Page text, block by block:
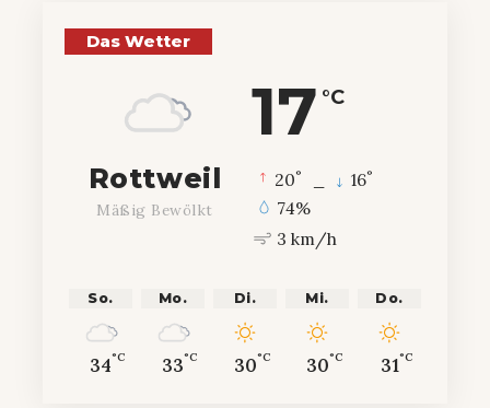
Das Wetter
17 °C
Rottweil
Mäßig Bewölkt
20° 16°
74%
3 km/h
So.
34°C
Mo.
33°C
Di.
30°C
Mi.
30°C
Do.
31°C